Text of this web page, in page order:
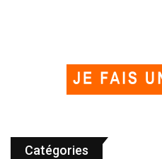
Catégories